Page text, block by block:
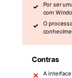
Por ser
com
O
Contras
A